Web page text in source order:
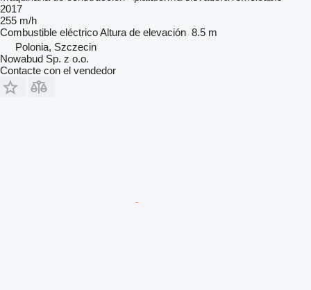
2017
255 m/h
Combustible eléctricoAltura de elevación 8.5 m
Polonia, Szczecin
Nowabud Sp. z o.o.
Contacte con el vendedor